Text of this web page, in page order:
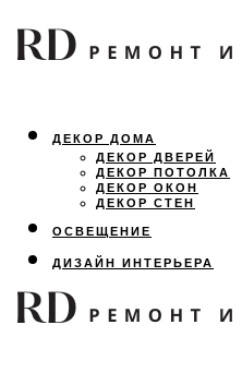
ДЕКОР ДОМА
ДЕКОР ДВЕРЕЙ
ДЕКОР ПОТОЛКА
ДЕКОР ОКОН
ДЕКОР СТЕН
ОСВЕЩЕНИЕ
ДИЗАЙН ИНТЕРЬЕРА
ЛАНДШАФТНЫЙ ДИЗАЙН
ВСЕ ПРО РЕМОНТ